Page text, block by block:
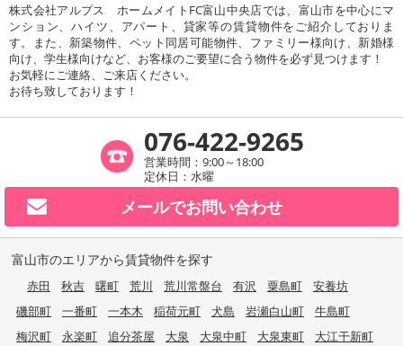
株式会社アルプス ホームメイトFC富山中央店では、富山市を中心にマ
ンション、ハイツ、アパート、貸家等の賃貸物件をご紹介しておりま
す。また、新築物件、ペット同居可能物件、ファミリー様向け、新婚様
向け、学生様向けなど、お客様のご要望に合う物件を必ず見つけます！
お気軽にご連絡、ご来店ください。
お待ち致しております！
076-422-9265
営業時間：9:00～18:00
定休日：水曜
メールでお問い合わせ
富山市のエリアから賃貸物件を探す
赤田 秋吉 曙町 荒川 荒川常盤台 有沢 粟島町
安養坊
磯部町
一番町 一本木 稲荷元町 犬島 岩瀬白山町
牛島町
梅沢町
永楽町 追分茶屋 大泉 大泉中町 大泉東町
大江干新町